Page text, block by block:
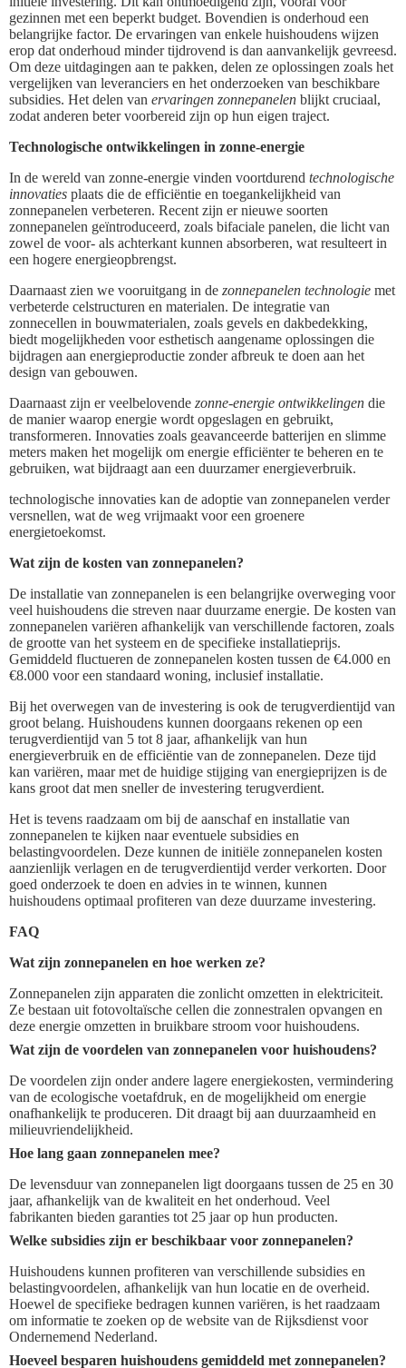
gezinnen met een beperkt budget. Bovendien is onderhoud een
belangrijke factor. De ervaringen van enkele huishoudens wijzen
erop dat onderhoud minder tijdrovend is dan aanvankelijk gevreesd.
Om deze uitdagingen aan te pakken, delen ze oplossingen zoals het
vergelijken van leveranciers en het onderzoeken van beschikbare
subsidies. Het delen van ervaringen zonnepanelen blijkt cruciaal,
zodat anderen beter voorbereid zijn op hun eigen traject.
Technologische ontwikkelingen in zonne-energie
In de wereld van zonne-energie vinden voortdurend technologische
innovaties plaats die de efficiëntie en toegankelijkheid van
zonnepanelen verbeteren. Recent zijn er nieuwe soorten
zonnepanelen geïntroduceerd, zoals bifaciale panelen, die licht van
zowel de voor- als achterkant kunnen absorberen, wat resulteert in
een hogere energieopbrengst.
Daarnaast zien we vooruitgang in de zonnepanelen technologie met
verbeterde celstructuren en materialen. De integratie van
zonnecellen in bouwmaterialen, zoals gevels en dakbedekking,
biedt mogelijkheden voor esthetisch aangename oplossingen die
bijdragen aan energieproductie zonder afbreuk te doen aan het
design van gebouwen.
Daarnaast zijn er veelbelovende zonne-energie ontwikkelingen die
de manier waarop energie wordt opgeslagen en gebruikt,
transformeren. Innovaties zoals geavanceerde batterijen en slimme
meters maken het mogelijk om energie efficiënter te beheren en te
gebruiken, wat bijdraagt aan een duurzamer energieverbruik.
technologische innovaties kan de adoptie van zonnepanelen verder
versnellen, wat de weg vrijmaakt voor een groenere
energietoekomst.
Wat zijn de kosten van zonnepanelen?
De installatie van zonnepanelen is een belangrijke overweging voor
veel huishoudens die streven naar duurzame energie. De kosten van
zonnepanelen variëren afhankelijk van verschillende factoren, zoals
de grootte van het systeem en de specifieke installatieprijs.
Gemiddeld fluctueren de zonnepanelen kosten tussen de €4.000 en
€8.000 voor een standaard woning, inclusief installatie.
Bij het overwegen van de investering is ook de terugverdientijd van
groot belang. Huishoudens kunnen doorgaans rekenen op een
terugverdientijd van 5 tot 8 jaar, afhankelijk van hun
energieverbruik en de efficiëntie van de zonnepanelen. Deze tijd
kan variëren, maar met de huidige stijging van energieprijzen is de
kans groot dat men sneller de investering terugverdient.
Het is tevens raadzaam om bij de aanschaf en installatie van
zonnepanelen te kijken naar eventuele subsidies en
belastingvoordelen. Deze kunnen de initiële zonnepanelen kosten
aanzienlijk verlagen en de terugverdientijd verder verkorten. Door
goed onderzoek te doen en advies in te winnen, kunnen
huishoudens optimaal profiteren van deze duurzame investering.
FAQ
Wat zijn zonnepanelen en hoe werken ze?
Zonnepanelen zijn apparaten die zonlicht omzetten in elektriciteit.
Ze bestaan uit fotovoltaïsche cellen die zonnestralen opvangen en
deze energie omzetten in bruikbare stroom voor huishoudens.
Wat zijn de voordelen van zonnepanelen voor huishoudens?
De voordelen zijn onder andere lagere energiekosten, vermindering
van de ecologische voetafdruk, en de mogelijkheid om energie
onafhankelijk te produceren. Dit draagt bij aan duurzaamheid en
milieuvriendelijkheid.
Hoe lang gaan zonnepanelen mee?
De levensduur van zonnepanelen ligt doorgaans tussen de 25 en 30
jaar, afhankelijk van de kwaliteit en het onderhoud. Veel
fabrikanten bieden garanties tot 25 jaar op hun producten.
Welke subsidies zijn er beschikbaar voor zonnepanelen?
Huishoudens kunnen profiteren van verschillende subsidies en
belastingvoordelen, afhankelijk van hun locatie en de overheid.
Hoewel de specifieke bedragen kunnen variëren, is het raadzaam
om informatie te zoeken op de website van de Rijksdienst voor
Ondernemend Nederland.
Hoeveel besparen huishoudens gemiddeld met zonnepanelen?